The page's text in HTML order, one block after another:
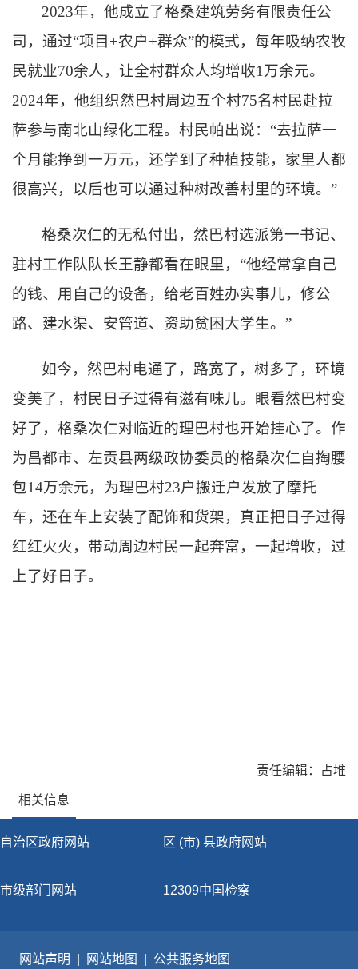
2023年，他成立了格桑建筑劳务有限责任公
司，通过“项目+农户+群众”的模式，每年吸纳农牧
民就业70余人，让全村群众人均增收1万余元。
2024年，他组织然巴村周边五个村75名村民赴拉
萨参与南北山绿化工程。村民帕出说：“去拉萨一
个月能挣到一万元，还学到了种植技能，家里人都
很高兴，以后也可以通过种树改善村里的环境。”
格桑次仁的无私付出，然巴村选派第一书记、
驻村工作队队长王静都看在眼里， “他经常拿自己
的钱、用自己的设备，给老百姓办实事儿，修公
路、建水渠、安管道、资助贫困大学生。”
如今，然巴村电通了，路宽了，树多了，环境
变美了，村民日子过得有滋有味儿。眼看然巴村变
好了，格桑次仁对临近的理巴村也开始挂心了。作
为昌都市、左贡县两级政协委员的格桑次仁自掏腰
包14万余元，为理巴村23户搬迁户发放了摩托
车，还在车上安装了配饰和货架，真正把日子过得
红红火火，带动周边村民一起奔富，一起增收，过
上了好日子。
责任编辑：占堆
相关信息
自治区政府网站 区 (市) 县政府网站
市级部门网站 12309中国检察
网站声明 网站地图 公共服务地图